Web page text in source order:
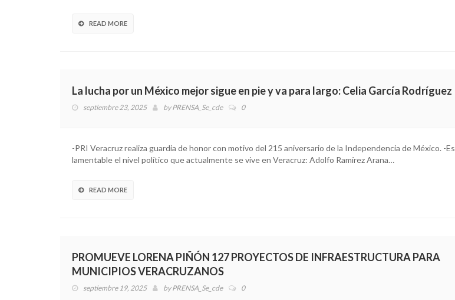
READ MORE
La lucha por un México mejor sigue en pie y va para largo: Celia García Rodríguez
septiembre 23, 2025 byPRENSA_Se_cde 0
-PRI Veracruz realiza guardia de honor con motivo del 215 aniversario de la Independencia de México. -Es
lamentable el nivel político que actualmente se vive en Veracruz: Adolfo Ramírez Arana…
READ MORE
PROMUEVE LORENA PIÑÓN 127 PROYECTOS DE INFRAESTRUCTURA PARA
MUNICIPIOS VERACRUZANOS
septiembre 19, 2025 byPRENSA_Se_cde 0